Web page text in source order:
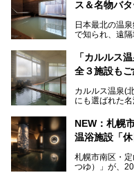
この記事は株
地体験し、独
ート。温泉地
ス＆名物バ
日本最北の温
で知られ、遠
「川島旅館」
館。とりわけ
の温泉や料理
全貌を徹底的
「カルルス
全３施設もご
カルルス温泉(
にも選ばれた名
豊かな登別温
残る閑静な温
地体験し、カ
をはじめ、日
NEW：札幌
温浴施設「
札幌市南区・
つゆ）」が、